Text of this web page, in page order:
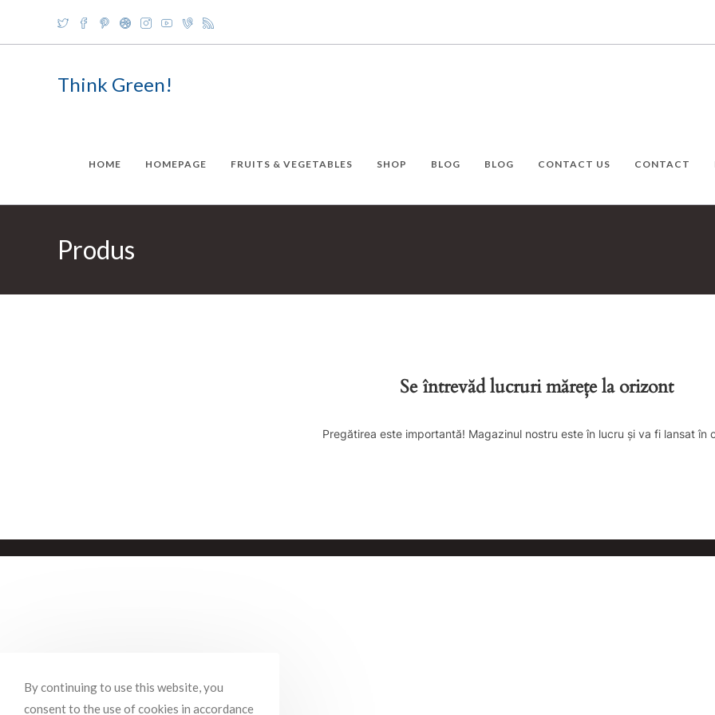
content
Think Green!
HOME HOMEPAGE FRUITS & VEGETABLES SHOP BLOG BLOG CONTACT US CONTACT
Produs
Se întrevăd lucruri mărețe la orizont
Pregătirea este importantă! Magazinul nostru este în lucru și va fi lansat în
By continuing to use this website, you
consent to the use of cookies in accordance